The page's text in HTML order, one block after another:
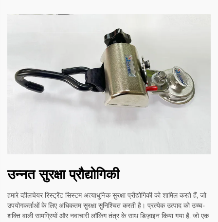
उन्नत सुरक्षा प्रौद्योगिकी
हमारे व्हीलचेयर रिस्ट्रेंट सिस्टम अत्याधुनिक सुरक्षा प्रौद्योगिकी को शामिल करते हैं, जो
उपयोगकर्ताओं के लिए अधिकतम सुरक्षा सुनिश्चित करती है। प्रत्येक उत्पाद को उच्च-
शक्ति वाली सामग्रियों और नवाचारी लॉकिंग तंत्र के साथ डिज़ाइन किया गया है, जो एक